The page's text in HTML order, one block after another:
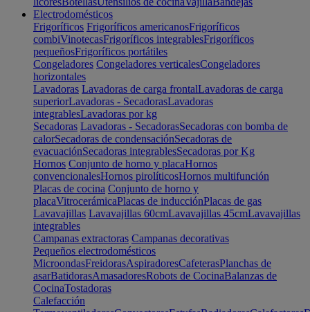
Electrodomésticos
Frigoríficos Frigoríficos americanosFrigoríficos
combiVinotecasFrigoríficos integrablesFrigoríficos
pequeñosFrigoríficos portátiles
Congeladores Congeladores verticalesCongeladores
horizontales
Lavadoras Lavadoras de carga frontalLavadoras de carga
superiorLavadoras - SecadorasLavadoras
integrablesLavadoras por kg
Secadoras Lavadoras - SecadorasSecadoras con bomba de
calorSecadoras de condensaciónSecadoras de
evacuaciónSecadoras integrablesSecadoras por Kg
Hornos Conjunto de horno y placaHornos
convencionalesHornos pirolíticosHornos multifunción
Placas de cocina Conjunto de horno y
placaVitrocerámicaPlacas de inducciónPlacas de gas
Lavavajillas Lavavajillas 60cmLavavajillas 45cmLavavajillas
integrables
Campanas extractoras Campanas decorativas
Pequeños electrodomésticos
MicroondasFreidorasAspiradoresCafeterasPlanchas de
asarBatidorasAmasadoresRobots de CocinaBalanzas de
CocinaTostadoras
Calefacción